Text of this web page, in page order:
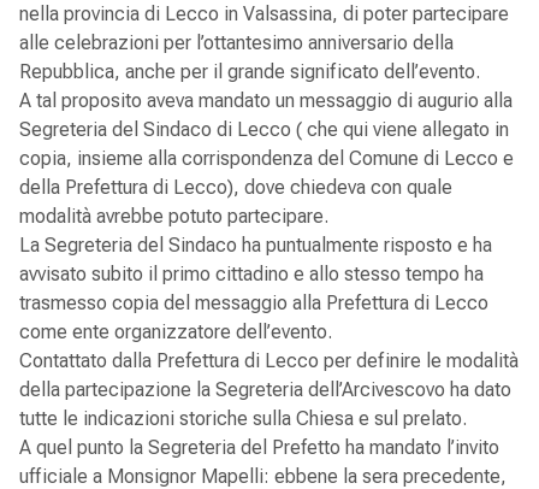
nella provincia di Lecco in Valsassina, di poter partecipare
alle celebrazioni per l’ottantesimo anniversario della
Repubblica, anche per il grande significato dell’evento.
A tal proposito aveva mandato un messaggio di augurio alla
Segreteria del Sindaco di Lecco ( che qui viene allegato in
copia, insieme alla corrispondenza del Comune di Lecco e
della Prefettura di Lecco), dove chiedeva con quale
modalità avrebbe potuto partecipare.
La Segreteria del Sindaco ha puntualmente risposto e ha
avvisato subito il primo cittadino e allo stesso tempo ha
trasmesso copia del messaggio alla Prefettura di Lecco
come ente organizzatore dell’evento.
Contattato dalla Prefettura di Lecco per definire le modalità
della partecipazione la Segreteria dell’Arcivescovo ha dato
tutte le indicazioni storiche sulla Chiesa e sul prelato.
A quel punto la Segreteria del Prefetto ha mandato l’invito
ufficiale a Monsignor Mapelli: ebbene la sera precedente,